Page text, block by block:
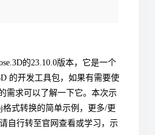
的23.10.0版本，它是一个
的开发工具包，如果有需要使
需求可以了解一下它。本次示
式转换的简单示例，更多/更
自行转至官网查看或学习，示